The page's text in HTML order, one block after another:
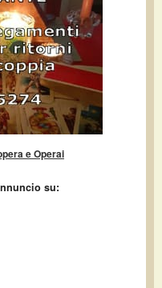
e Operai
su: